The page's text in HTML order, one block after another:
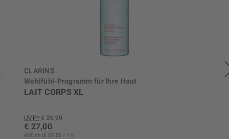
CLARINS
Wohlfühl-Programm für Ihre Haut
LAIT CORPS XL
UVP* € 29,99
€ 27,00
400 ml (€ 67,50 / 1 l)